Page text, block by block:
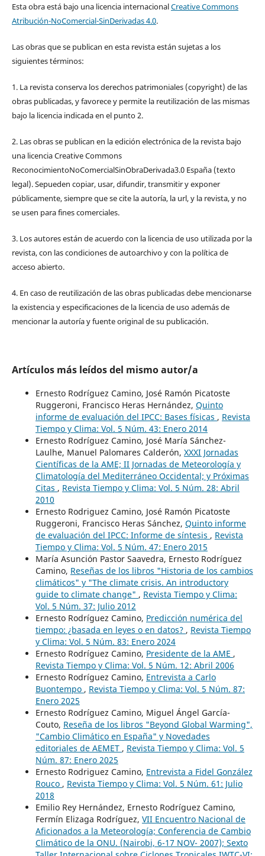
Esta obra está bajo una licencia internacionalCreative Commons
Atribución-NoComercial-SinDerivadas 4.0.
Las obras que se publican en esta revista están sujetas a los
siguientes términos:
1. La revista conserva los derechos patrimoniales (copyright) de las
obras publicadas, y favorece y permite la reutilización de las mismas
bajo la licencia indicada en el punto 2.
2. Las obras se publican en la edición electrónica de la revista bajo
una licencia Creative Commons
ReconocimientoNoComercialSinObraDerivada3.0 España (texto
legal). Sepueden copiar, usar, difundir, transmitir y exponer
públicamente, siempre que se cite la autoría, la url, y la revista, y no
se usen para fines comerciales.
3. Los autores están de acuerdo con la licencia de uso utilizada por la
revista, con las condiciones de autoarchivo y con la política de
acceso abierto.
4. En caso de reutilización de las obras publicadas debe mencionarse
la existencia y especificaciones de la licencia de uso además de
mencionar la autoría y fuente original de su publicación.
Artículos más leídos del mismo autor/a
Ernesto Rodríguez Camino, José Ramón Picatoste
Ruggeroni, Francisco Heras Hernández, Quinto
informe de evaluación del IPCC: Bases físicas , Revista
Tiempo y Clima: Vol. 5 Núm. 43: Enero 2014
Ernesto Rodríguez Camino, José María Sánchez-
Laulhe, Manuel Palomares Calderón, XXXI Jornadas
Científicas de la AME; II Jornadas de Meteorología y
Climatología del Mediterráneo Occidental; y Próximas
Citas , Revista Tiempo y Clima: Vol. 5 Núm. 28: Abril
2010
Ernesto Rodriguez Camino, José Ramón Picatoste
Ruggeroni, Francisco Heras Sánchez, Quinto informe
de evaluación del IPCC: Informe de síntesis , Revista
Tiempo y Clima: Vol. 5 Núm. 47: Enero 2015
María Asunción Pastor Saavedra, Ernesto Rodríguez
Camino, Reseñas de los libros "Historia de los cambios
climáticos" y "The climate crisis. An introductory
guide to climate change" , Revista Tiempo y Clima:
Vol. 5 Núm. 37: Julio 2012
Ernesto Rodríguez Camino, Predicción numérica del
tiempo: ¿basada en leyes o en datos? , Revista Tiempo
y Clima: Vol. 5 Núm. 83: Enero 2024
Ernesto Rodríguez Camino, Presidente de la AME ,
Revista Tiempo y Clima: Vol. 5 Núm. 12: Abril 2006
Ernesto Rodríguez Camino, Entrevista a Carlo
Buontempo , Revista Tiempo y Clima: Vol. 5 Núm. 87:
Enero 2025
Ernesto Rodríguez Camino, Miguel Ángel García-
Couto, Reseña de los libros "Beyond Global Warming",
"Cambio Climático en España" y Novedades
editoriales de AEMET , Revista Tiempo y Clima: Vol. 5
Núm. 87: Enero 2025
Ernesto Rodriguez Camino, Entrevista a Fidel González
Rouco , Revista Tiempo y Clima: Vol. 5 Núm. 61: Julio
2018
Emilio Rey Hernández, Ernesto Rodríguez Camino,
Fermín Elizaga Rodríguez, VII Encuentro Nacional de
Aficionados a la Meteorología; Conferencia de Cambio
Climático de la ONU. (Nairobi, 6-17 NOV- 2007); Sexto